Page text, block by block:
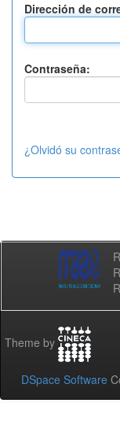
Dirección de
Contraseña:
¿Olvidó su
Theme by
DSpace Software